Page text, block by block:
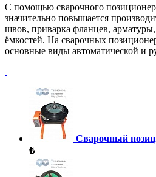
С помощью сварочного
значительно повышается
швов, приварка фланцев, арматуры,
ёмкостей. На сварочных
основные виды автоматической и
Сварочный
₺